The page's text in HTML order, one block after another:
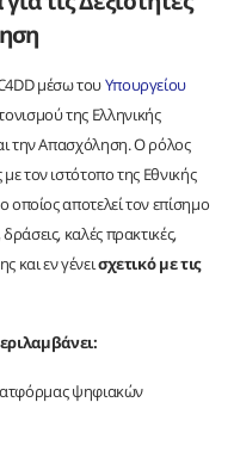
μέσω τουΥπουργείου
της Ελληνικής
την Απασχόληση. Ο ρόλος
τον ιστότοπο της Εθνικής
οποίος αποτελεί τον επίσημο
καλές πρακτικές,
και εν γένεισχετικό με τις
ψηφιακών